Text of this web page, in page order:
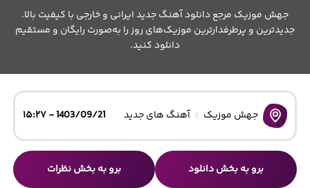
جهش موزیک مرجع دانلود آهنگ جدید ایرانی و خارجی با کیفیت بالا.
جدیدترین و پرطرفدارترین موزیک‌های روز را به‌صورت رایگان و مستقیم
دانلود کنید.
جهش موزیک آهنگ های جدید 1403/09/21 - ۱۵:۲۷
برو به بخش دانلود برو به بخش نظرات